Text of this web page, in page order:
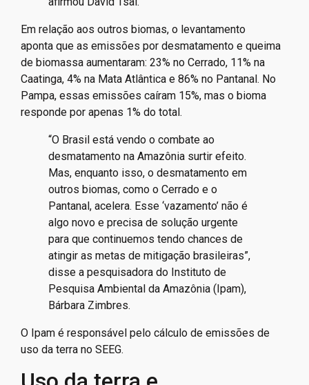
Em relação aos outros biomas, o levantamento
aponta que as emissões por desmatamento e queima
de biomassa aumentaram: 23% no Cerrado, 11% na
Caatinga, 4% na Mata Atlântica e 86% no Pantanal. No
Pampa, essas emissões caíram 15%, mas o bioma
responde por apenas 1% do total.
“O Brasil está vendo o combate ao
desmatamento na Amazônia surtir efeito.
Mas, enquanto isso, o desmatamento em
outros biomas, como o Cerrado e o
Pantanal, acelera. Esse ‘vazamento’ não é
algo novo e precisa de solução urgente
para que continuemos tendo chances de
atingir as metas de mitigação brasileiras”,
disse a pesquisadora do Instituto de
Pesquisa Ambiental da Amazônia (Ipam),
Bárbara Zimbres.
O Ipam é responsável pelo cálculo de emissões de
uso da terra no SEEG.